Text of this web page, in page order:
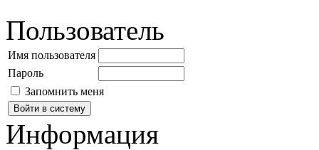
Пользователь
Имя пользователя
Пароль
Запомнить меня
Информация